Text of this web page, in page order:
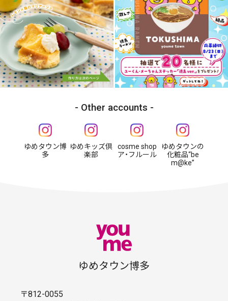
Other accounts
ゆめタウン博
多
ゆめキッズ倶
楽部
cosme shop
ア・フルール
ゆめタウンの
化粧品“be
m@ke”
ゆめタウン博多
〒812-0055